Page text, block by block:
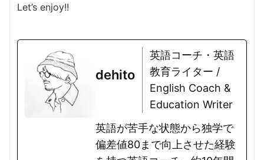
Let’s enjoy!!
dehito
英語コーチ・英語
教育ライター /
English Coach &
Education Writer
英語が苦手な状態から独学で
偏差値80まで向上させた経験